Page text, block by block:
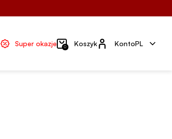
Super okazje 0 KoszykKonto
KontoPL